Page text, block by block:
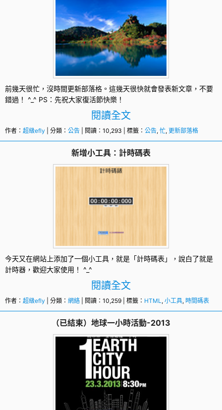
前幾天很忙，沒時間更新部落格。這幾天很快就會發表新文章，不要
錯過！ ^_^ PS：先祝大家復活節快樂！
閱讀全文
作者： 超級efly | 分類： 公告 | 閱讀：10,293 | 標籤： 公告, 忙, 更新部落格
新增小工具：計時碼表
今天又在網站上添加了一個小工具 ，就是「計時碼表」，說白了就是
計時器，歡迎大家使用！ ^_^
閱讀全文
作者： 超級efly | 分類： 網絡 | 閱讀：10,259 | 標籤： HTML, 小工具, 時間碼表
（已結束）地球一小時活動-2013